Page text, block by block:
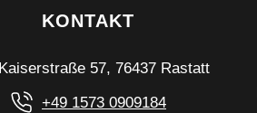
KONTAKT
Kaiserstraße 57, 76437 Rastatt
+49 1573 0909184